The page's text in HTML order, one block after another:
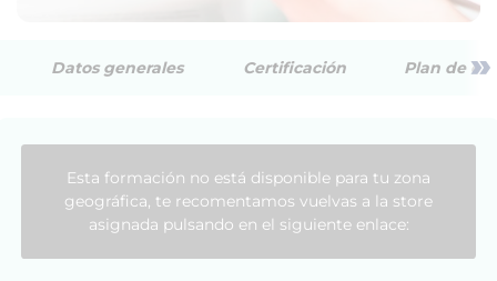
Datos generales Certificación Plan de »
Esta formación no está disponible para tu zona
geográfica, te recomentamos vuelvas a la store
asignada pulsando en el siguiente enlace: